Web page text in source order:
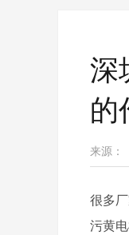
深
的
来源：
很多
污黄